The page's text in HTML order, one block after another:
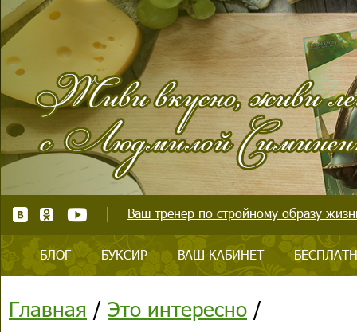
Ваш тренер по стройному образу
БЛОГ БУКСИР ВАШ КАБИНЕТ
Главная / Это интересно /